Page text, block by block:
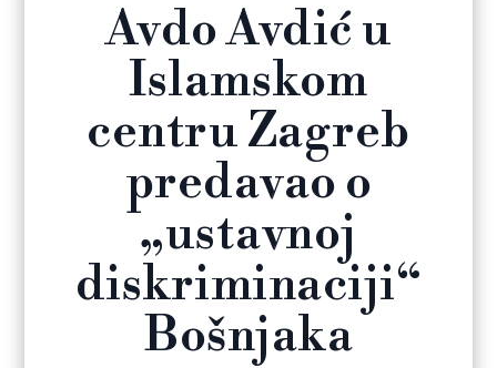
Avdo Avdić u
Islamskom
centru Zagreb
predavao o
„ustavnoj
diskriminaciji“
Bošnjaka